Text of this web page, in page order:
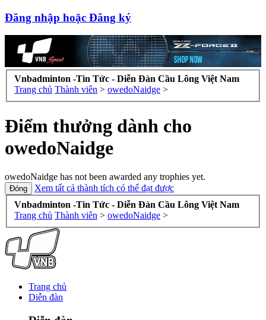
Đăng nhập hoặc Đăng ký
Vnbadminton -Tin Tức - Diễn Đàn Cầu Lông Việt Nam
Trang chủ Thành viên > owedoNaidge >
Điểm thưởng dành cho
owedoNaidge
owedoNaidge has not been awarded any trophies yet.
Xem tất cả thành tích có thể đạt được
Vnbadminton -Tin Tức - Diễn Đàn Cầu Lông Việt Nam
Trang chủ Thành viên > owedoNaidge >
Trang chủ
Diễn đàn